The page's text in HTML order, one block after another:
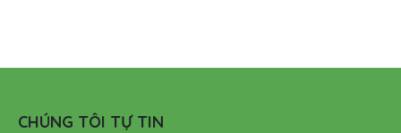
CHÚNG TÔI TỰ TIN